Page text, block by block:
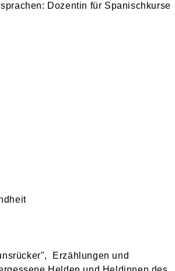
Dozentin für Spanischkurse
Erzählungen und